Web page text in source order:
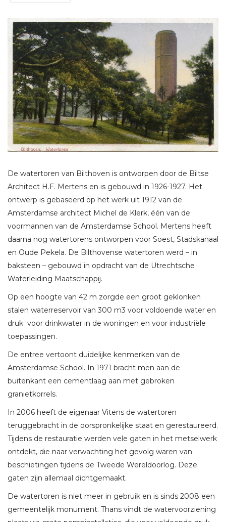
De watertoren van Bilthoven is ontworpen door de Biltse
Architect H.F. Mertens en is gebouwd in 1926-1927. Het
ontwerp is gebaseerd op het werk uit 1912 van de
Amsterdamse architect Michel de Klerk, één van de
voormannen van de Amsterdamse School. Mertens heeft
daarna nog watertorens ontworpen voor Soest, Stadskanaal
en Oude Pekela. De Bilthovense watertoren werd – in
baksteen – gebouwd in opdracht van de Utrechtsche
Waterleiding Maatschappij.
Op een hoogte van 42 m zorgde een groot geklonken
stalen waterreservoir van 300 m3 voor voldoende water en
druk voor drinkwater in de woningen en voor industriële
toepassingen.
De entree vertoont duidelijke kenmerken van de
Amsterdamse School. In 1971 bracht men aan de
buitenkant een cementlaag aan met gebroken
granietkorrels.
In 2006 heeft de eigenaar Vitens de watertoren
teruggebracht in de oorspronkelijke staat en gerestaureerd.
Tijdens de restauratie werden vele gaten in het metselwerk
ontdekt, die naar verwachting het gevolg waren van
beschietingen tijdens de Tweede Wereldoorlog. Deze
gaten zijn allemaal dichtgemaakt.
De watertoren is niet meer in gebruik en is sinds 2008 een
gemeentelijk monument. Thans vindt de watervoorziening